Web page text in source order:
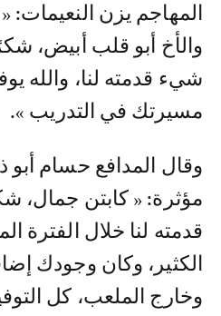
المهاجم يزن النعيمات:
والأخ أبو قلب أبيض،
شيء قدمته لنا، والله
مسيرتك في التدريب ».
وقال المدافع حسام
مؤثرة: « كابتن
قدمته لنا خلال الفترة
الكثير، وكان وجودك
وخارج الملعب، كل